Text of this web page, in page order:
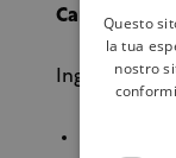
Carciofi
Ingredienti
Questo
la tua
nostro